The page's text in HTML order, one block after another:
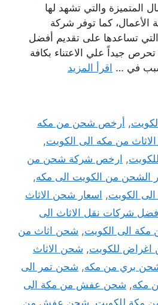
المتميزة والتي تشهد لها
الأعمال، كما توفر شركة
التي تساعدها على تقديم أفضل
جيداً علي الاعتناء بكافة
في … اقرأ المزيد
, أرخص شحن من مكه
من مكه الى الكويت,
, ارخص شركة شحن من
الشحن من الكويت الى مكه,
الكويت, اسعار شحن الاثاث
افضل شركات نقل الاثاث الى
الى الكويت, شحن اثاث من
للكويت, شحن الاثاث
بري من مكه, شحن تمر الى
مكه, شحن عفش من مكة الى